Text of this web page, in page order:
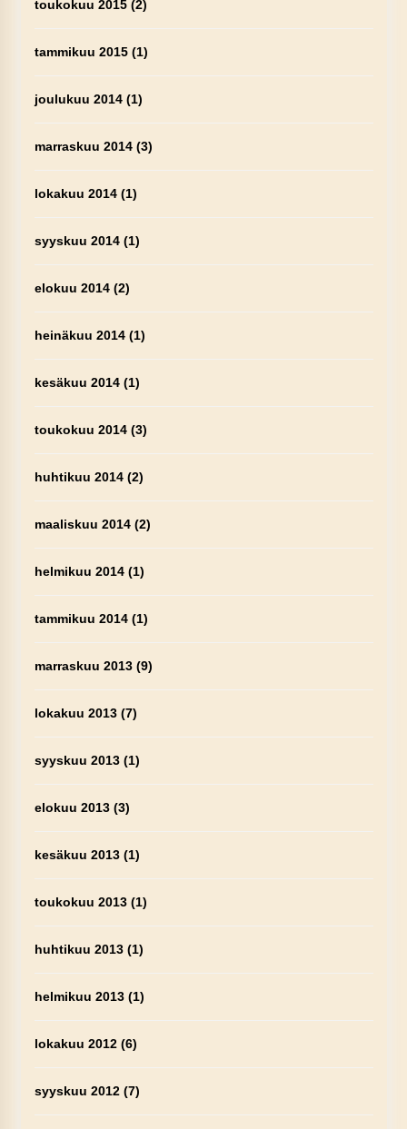
toukokuu 2015(2)
tammikuu 2015(1)
joulukuu 2014(1)
marraskuu 2014(3)
lokakuu 2014(1)
syyskuu 2014(1)
elokuu 2014(2)
heinäkuu 2014(1)
kesäkuu 2014(1)
toukokuu 2014(3)
huhtikuu 2014(2)
maaliskuu 2014(2)
helmikuu 2014(1)
tammikuu 2014(1)
marraskuu 2013(9)
lokakuu 2013(7)
syyskuu 2013(1)
elokuu 2013(3)
kesäkuu 2013(1)
toukokuu 2013(1)
huhtikuu 2013(1)
helmikuu 2013(1)
lokakuu 2012(6)
syyskuu 2012(7)